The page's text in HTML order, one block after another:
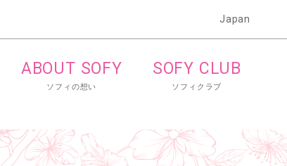
Japan
ABOUT SOFY
ソフィの想い
SOFY CLUB
ソフィクラブ